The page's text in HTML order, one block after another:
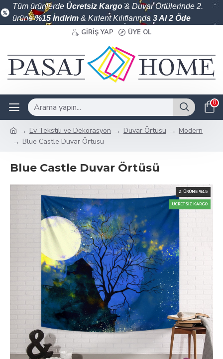
Tüm ürünlerde Ücretsiz Kargo& Duvar Örtülerinde 2.
ürüne%15 İndirim & Kırlent Kılıflarında 3 Al 2 Öde
GIRIŞ YAP ÜYE OL
0
Ev Tekstili ve Dekorasyon Duvar Örtüsü
Modern
Blue Castle Duvar Örtüsü
Blue Castle Duvar Örtüsü
ÜCRETSIZ KARGO
2. ÜRÜNE %15